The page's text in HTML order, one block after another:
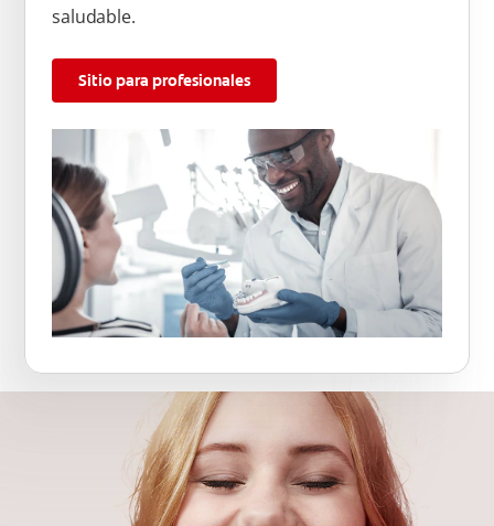
saludable.
Sitio para profesionales